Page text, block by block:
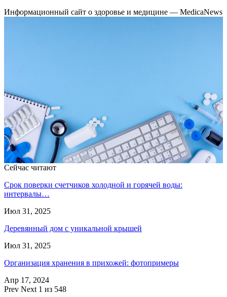
Информационный сайт о здоровье и медицине — MedicaNews
Сейчас читают
Срок поверки счетчиков холодной и горячей воды:
интервалы…
Июл 31, 2025
Деревянный дом с уникальной крышей
Июл 31, 2025
Организация хранения в прихожей: фотопримеры
Апр 17, 2024
Prev Next 1 из 548